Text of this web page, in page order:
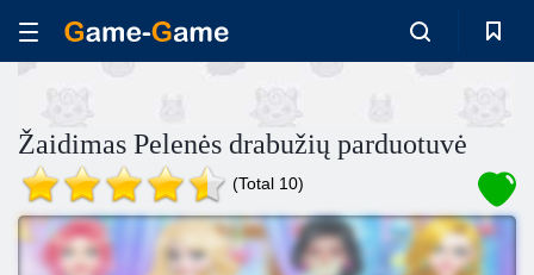
Žaidimas Pelenės drabužių parduotuvė
(Total 10)